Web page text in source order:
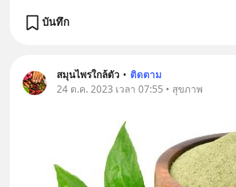
บันทึก
สมุนไพรใกล้ตัว • ติดตาม
24 ต.ค. 2023 เวลา 07:55 • สุขภาพ